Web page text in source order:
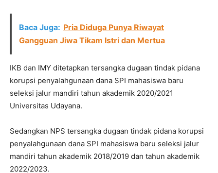
Baca Juga: Pria Diduga Punya Riwayat
Gangguan Jiwa Tikam Istri dan Mertua
IKB dan IMY ditetapkan tersangka dugaan tindak pidana
korupsi penyalahgunaan dana SPI mahasiswa baru
seleksi jalur mandiri tahun akademik 2020/2021
Universitas Udayana.
Sedangkan NPS tersangka dugaan tindak pidana korupsi
penyalahgunaan dana SPI mahasiswa baru seleksi jalur
mandiri tahun akademik 2018/2019 dan tahun akademik
2022/2023.